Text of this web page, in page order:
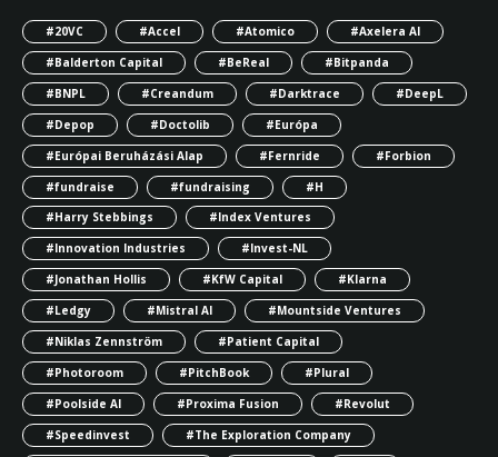
#20VC #Accel #Atomico
#Axelera AI
#Balderton Capital
#BeReal
#Bitpanda
#BNPL
#Creandum #Darktrace
#DeepL
#Depop
#Doctolib
#Európa
#Európai Beruházási Alap
#Fernride
#Forbion
#fundraise
#fundraising
#H
#Harry Stebbings
#Index Ventures
#Innovation Industries
#Invest-NL
#Jonathan Hollis
#KfW Capital
#Klarna
#Ledgy
#Mistral AI
#Mountside Ventures
#Niklas Zennström
#Patient Capital
#Photoroom
#PitchBook
#Plural
#Poolside AI
#Proxima Fusion
#Revolut
#Speedinvest
#The Exploration Company